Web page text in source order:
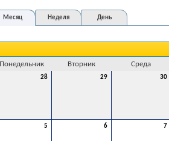
Месяц Неделя День
Понедельник Вторник Среда
28 29 30
5 6 7